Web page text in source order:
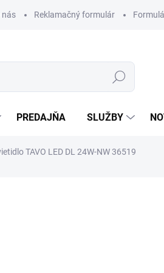
nás Reklamačný formulár
Hľadať
PREDAJŇA SLUŽBY
TAVO LED DL 24W-NW 36519